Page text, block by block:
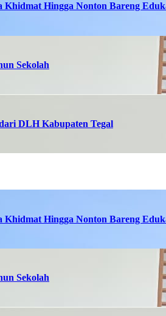
Khidmat Hingga Nonton Bareng
Sekolah
DLH Kabupaten Tegal
Khidmat Hingga Nonton Bareng
Sekolah